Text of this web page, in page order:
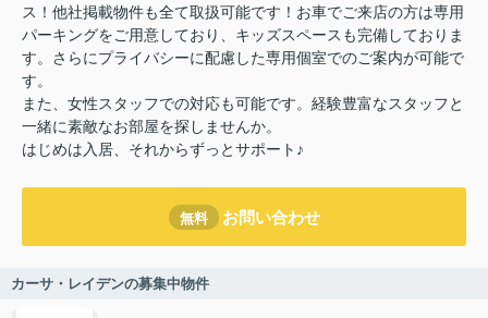
ス！他社掲載物件も全て取扱可能です！お車でご来店の方は専用
パーキングをご用意しており、キッズスペースも完備しておりま
す。さらにプライバシーに配慮した専用個室でのご案内が可能で
す。
また、女性スタッフでの対応も可能です。経験豊富なスタッフと
一緒に素敵なお部屋を探しませんか。
はじめは入居、それからずっとサポート♪
無料 お問い合わせ
カーサ・レイデンの募集中物件